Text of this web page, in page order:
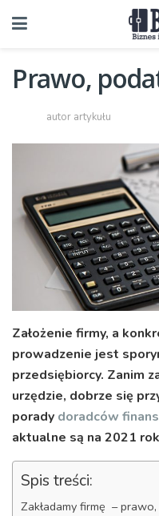
Prawo,
autor artykułu
Założenie firmy, a
prowadzenie jest
przedsiębiorcy. Zanim
urzędzie, dobrze się
porady doradców
aktualne są na 2021
Spis treści:
Zakładamy firmę –